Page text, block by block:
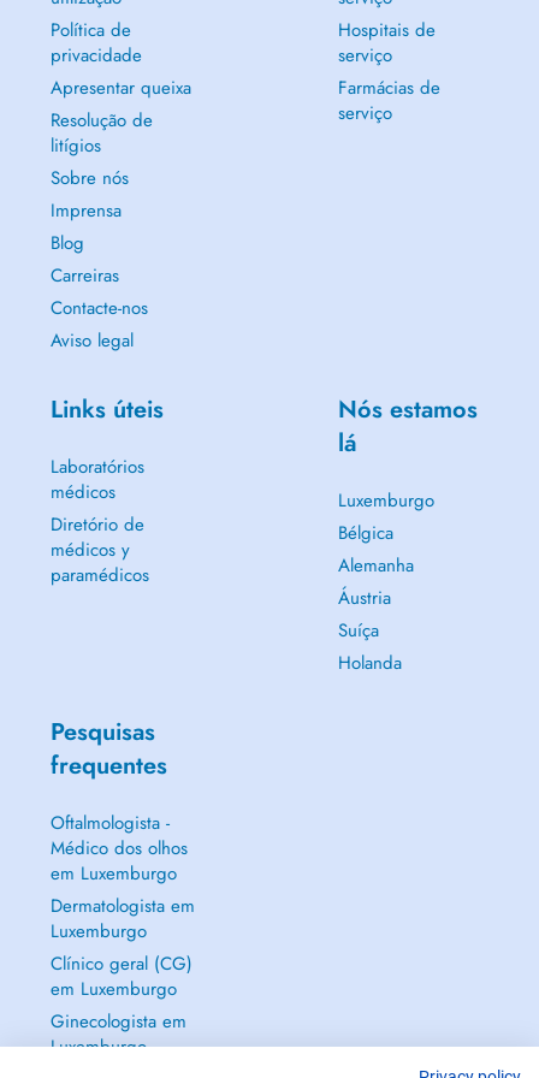
Política de
privacidade
Apresentar queixa
Resolução de
litígios
Sobre nós
Imprensa
Blog
Carreiras
Contacte-nos
Aviso legal
Hospitais de
serviço
Farmácias de
serviço
Links úteis
Laboratórios
médicos
Diretório de
médicos y
paramédicos
Nós estamos
lá
Luxemburgo
Bélgica
Alemanha
Áustria
Suíça
Holanda
Pesquisas
frequentes
Oftalmologista -
Médico dos olhos
em Luxemburgo
Dermatologista em
Luxemburgo
Clínico geral (CG)
em Luxemburgo
Ginecologista em
Luxemburgo